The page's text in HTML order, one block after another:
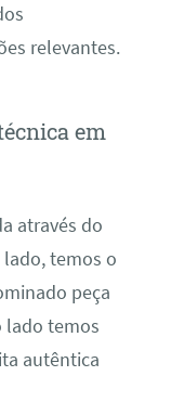
relevantes.
em
através do
temos o
peça
lado temos
autêntica